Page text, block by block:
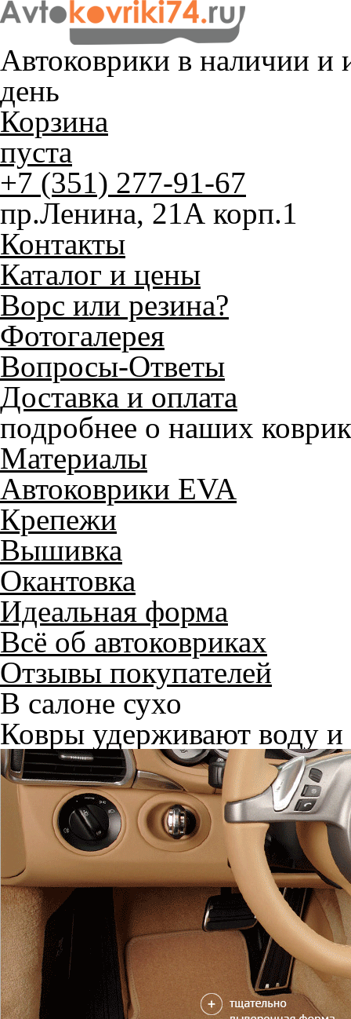
Автоковрики в наличии и
день
Корзина
пуста
+7 (351) 277-91-67
пр.Ленина, 21А корп.1
Контакты
Каталог и цены
Ворс или резина?
Фотогалерея
Вопросы-Ответы
Доставка и оплата
подробнее о наших
Материалы
Автоковрики EVA
Крепежи
Вышивка
Окантовка
Идеальная форма
Всё об автоковриках
Отзывы покупателей
В салоне сухо
Ковры удерживают воду и